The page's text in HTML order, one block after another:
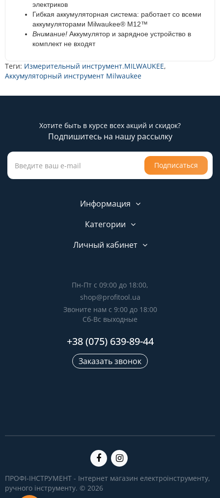
электриков
Гибкая аккумуляторная система: работает со всеми
аккумуляторами Milwaukee® M12™
Внимание! Аккумулятор и зарядное устройство в
комплект не входят
Теги: Измерительный инструмент.MILWAUKEE,
Аккумуляторный инструмент Milwaukee
Хотите быть в курсе всех акций и скидок?
Подпишитесь на нашу рассылку
Подписаться
Информация
Категории
Личный кабинет
Пн-Пт с 09:00 до 18:00,
shop@profitool.ua
Звоните нам с 9:00 до 18:00
Сб-Вс выходные
+38 (075) 639-89-44
Заказать звонок
ПРОФІ-ІНСТРУМЕНТ - Інтернет магазин електроінструменту,
ручного інструменту. © 2026